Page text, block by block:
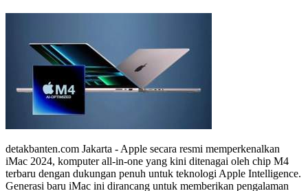
detakbanten.com Jakarta - Apple secara resmi memperkenalkan
iMac 2024, komputer all-in-one yang kini ditenagai oleh chip M4
terbaru dengan dukungan penuh untuk teknologi Apple Intelligence.
Generasi baru iMac ini dirancang untuk memberikan pengalaman